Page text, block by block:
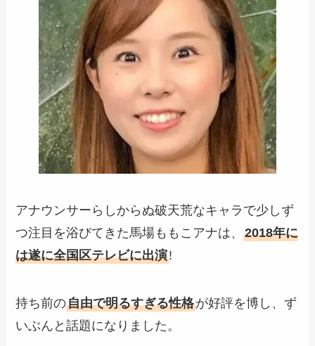
アナウンサーらしからぬ破天荒なキャラで少しず
つ注目を浴びてきた馬場ももこアナは、2018年に
は遂に全国区テレビに出演!
持ち前の自由で明るすぎる性格が好評を博し、ず
いぶんと話題になりました。